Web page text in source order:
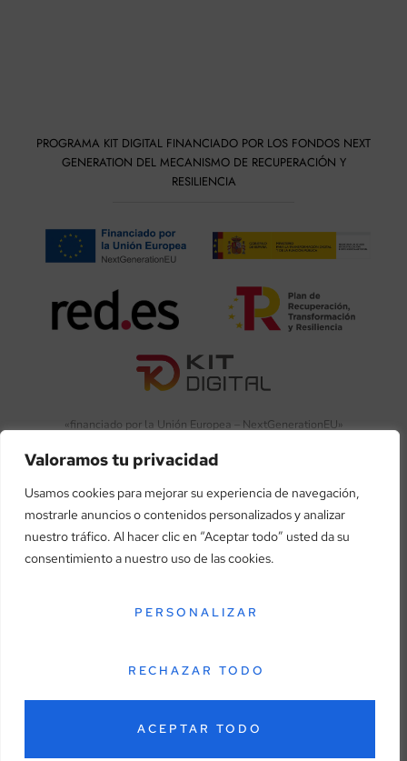
Valoramos tu privacidad
Usamos cookies para mejorar su experiencia de navegación,
mostrarle anuncios o contenidos personalizados y analizar
nuestro tráfico. Al hacer clic en “Aceptar todo” usted da su
consentimiento a nuestro uso de las cookies.
PERSONALIZAR
RECHAZAR TODO
ACEPTAR TODO
PROGRAMA KIT DIGITAL FINANCIADO POR LOS FONDOS NEXT
GENERATION DEL MECANISMO DE RECUPERACIÓN Y
RESILIENCIA
«financiado por la Unión Europea – NextGenerationEU»
«Financiado por la Unión Europea – NextGenerationEU. Sin
embargo, los puntos de vista y las opiniones expresadas son
únicamente los del autor o autores y no reflejan necesariamente
los de la Unión Europea o la Comisión Europea. Ni la Unión
Europea ni la Comisión Europea pueden ser consideradas
Términos y condiciones